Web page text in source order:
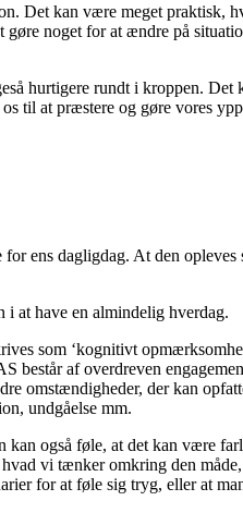
Det kan være meget praktisk,
noget for at ændre på
hurtigere rundt i kroppen.
at præstere og gøre vores
ens dagligdag. At den
i at have en almindelig hverdag.
som ‘kognitivt
består af overdreven
omstændigheder, der kan
undgåelse mm.
også føle, at det kan være
vi tænker omkring den
for at føle sig tryg, eller at